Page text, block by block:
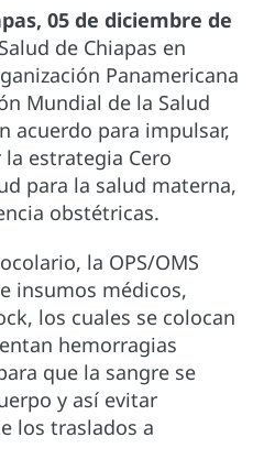
05 de diciembre de
de Chiapas en
Panamericana
Mundial de la Salud
acuerdo para impulsar,
estrategia Cero
para la salud materna,
obstétricas.
la OPS/OMS
insumos médicos,
los cuales se colocan
hemorragias
que la sangre se
y así evitar
los traslados a